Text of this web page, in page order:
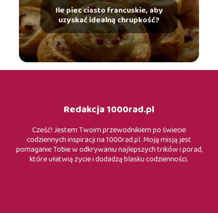
Ile piec ciasto francuskie, aby
uzyskać idealną chrupkość?
Redakcja 1000rad.pl
Cześć! Jestem Twoim przewodnikiem po świecie
codziennych inspiracji na 1000rad.pl. Moją misją jest
pomaganie Tobie w odkrywaniu najlepszych trików i porad,
które ułatwią życie i dodadzą blasku codzienności.